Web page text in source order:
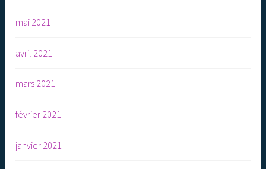
mai 2021
avril 2021
mars 2021
février 2021
janvier 2021